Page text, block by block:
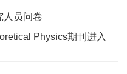
人员问卷
Physics期刊进入